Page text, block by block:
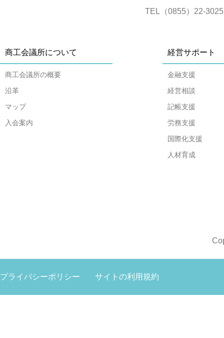
TEL（0855）22-
商工会議所について
商工会議所の概要
沿革
マップ
入会案内
経営サポート
金融支援
経営相談
記帳支援
労務支援
国際化支援
人材育成
プライバシーポリシー サイトの利用規約